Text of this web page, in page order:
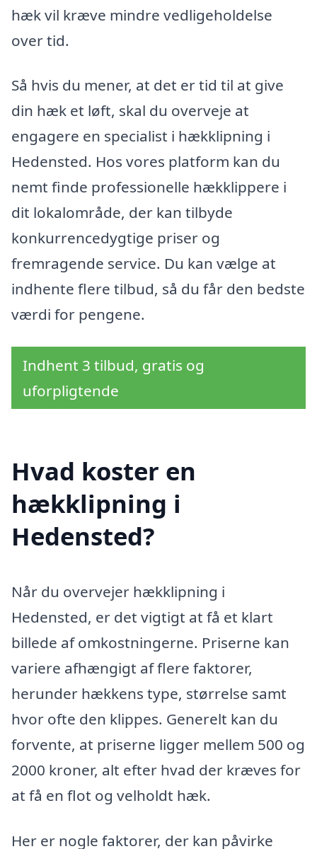
hæk vil kræve mindre vedligeholdelse
over tid.
Så hvis du mener, at det er tid til at give
din hæk et løft, skal du overveje at
engagere en specialist i hækklipning i
Hedensted. Hos vores platform kan du
nemt finde professionelle hækklippere i
dit lokalområde, der kan tilbyde
konkurrencedygtige priser og
fremragende service. Du kan vælge at
indhente flere tilbud, så du får den bedste
værdi for pengene.
Indhent 3 tilbud, gratis og
uforpligtende
Hvad koster en
hækklipning i
Hedensted?
Når du overvejer hækklipning i
Hedensted, er det vigtigt at få et klart
billede af omkostningerne. Priserne kan
variere afhængigt af flere faktorer,
herunder hækkens type, størrelse samt
hvor ofte den klippes. Generelt kan du
forvente, at priserne ligger mellem 500 og
2000 kroner, alt efter hvad der kræves for
at få en flot og velholdt hæk.
Her er nogle faktorer, der kan påvirke